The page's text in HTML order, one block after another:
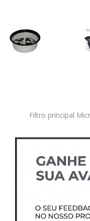
Filtro principal